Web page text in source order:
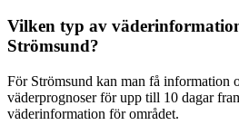
Vilken typ av
Strömsund?
För Strömsund kan man få information
väderprognoser för upp till 10 dagar
väderinformation för området.